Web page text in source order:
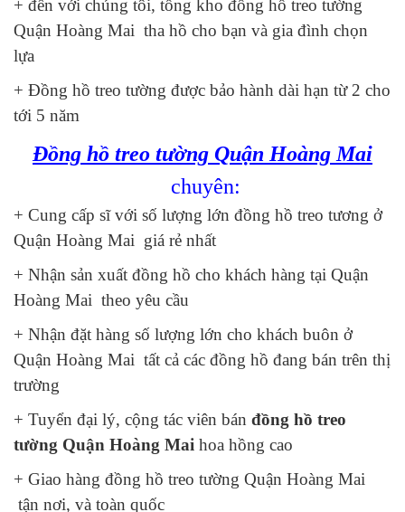
+ đến với chúng tôi, tổng kho đồng hồ treo tường
Quận Hoàng Mai tha hồ cho bạn và gia đình chọn
lựa
+ Đồng hồ treo tường được bảo hành dài hạn từ 2 cho
tới 5 năm
Đồng hồ treo tường Quận Hoàng Mai
chuyên:
+ Cung cấp sĩ với số lượng lớn đồng hồ treo tương ở
Quận Hoàng Mai giá rẻ nhất
+ Nhận sản xuất đồng hồ cho khách hàng tại Quận
Hoàng Mai theo yêu cầu
+ Nhận đặt hàng số lượng lớn cho khách buôn ở
Quận Hoàng Mai tất cả các đồng hồ đang bán trên thị
trường
+ Tuyển đại lý, cộng tác viên bán đồng hồ treo
tường Quận Hoàng Mai hoa hồng cao
+ Giao hàng đồng hồ treo tường Quận Hoàng Mai
tận nơi, và toàn quốc